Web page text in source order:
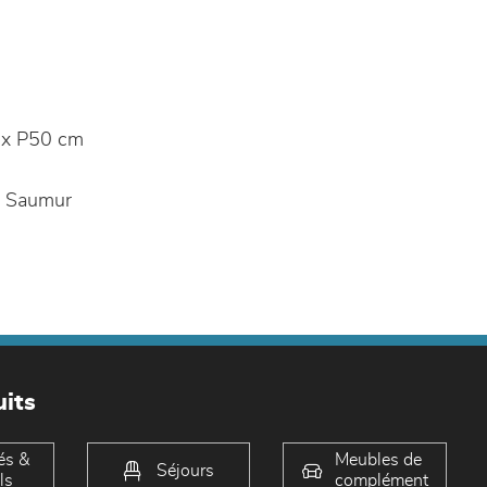
P50 cm
&
Séjours
Meubles de
complément